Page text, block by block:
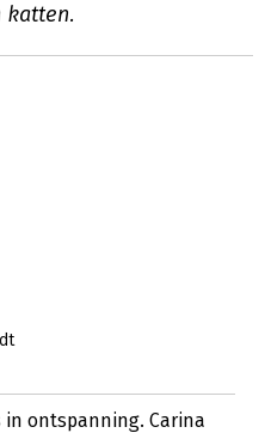
katten.
ontspanning. Carina